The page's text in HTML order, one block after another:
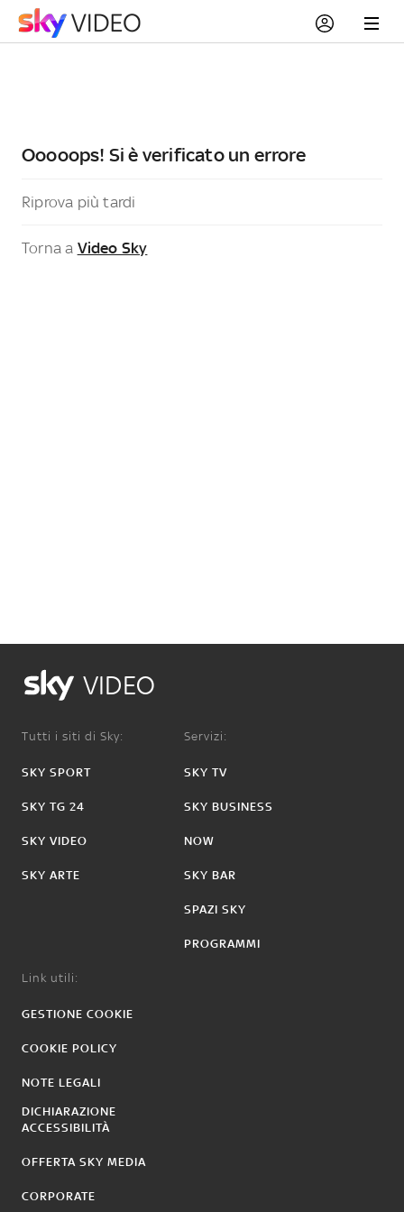
Ooooops! Si è verificato un errore
Riprova più tardi
Torna a Video Sky
VIDEO
Tutti i siti di Sky:
SKY SPORT
SKY TG 24
SKY VIDEO
SKY ARTE
Servizi:
SKY TV
SKY BUSINESS
NOW
SKY BAR
SPAZI SKY
PROGRAMMI
Link utili:
GESTIONE COOKIE
COOKIE POLICY
NOTE LEGALI
DICHIARAZIONE
ACCESSIBILITÀ
OFFERTA SKY MEDIA
CORPORATE